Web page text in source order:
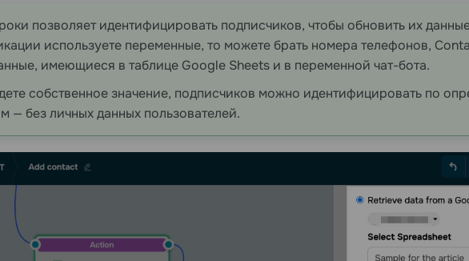
позволяет идентифицировать подписчиков, чтобы обновить их
используете переменные, то можете брать номера телефонов,
имеющиеся в таблице Google Sheets и в переменной чат-бота.
собственное значение, подписчиков можно идентифицировать по
— без личных данных пользователей.